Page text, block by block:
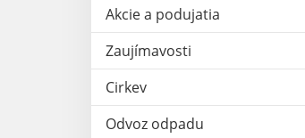
Akcie a podujatia
Zaujímavosti
Cirkev
Odvoz odpadu